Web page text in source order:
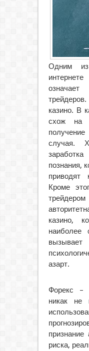
Одним
казино. В
схож на
случая.
познания,
приводят
Кроме
казино,
наиболее
азарт.
Форекс –
никак не
признание
риска,